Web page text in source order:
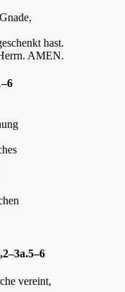
hast.
AMEN.
vereint,